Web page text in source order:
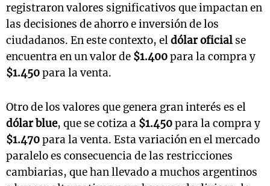
registraron valores significativos que impactan en
las decisiones de ahorro e inversión de los
ciudadanos. En este contexto, eldólar oficial se
encuentra en un valor de $1.400para la compra y
$1.450para la venta.
Otro de los valores que genera gran interés es el
dólar blue, que se cotiza a $1.450para la compra y
$1.470para la venta. Esta variación en el mercado
paralelo es consecuencia de las restricciones
cambiarias, que han llevado a muchos argentinos